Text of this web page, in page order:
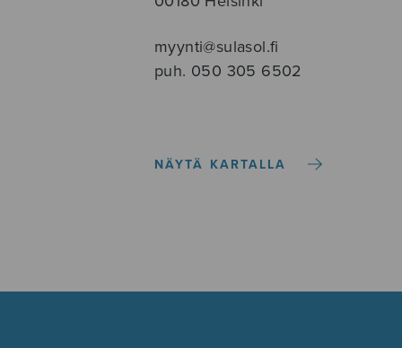
myynti@sulasol.fi
puh. 050 305 6502
NÄYTÄ KARTALLA